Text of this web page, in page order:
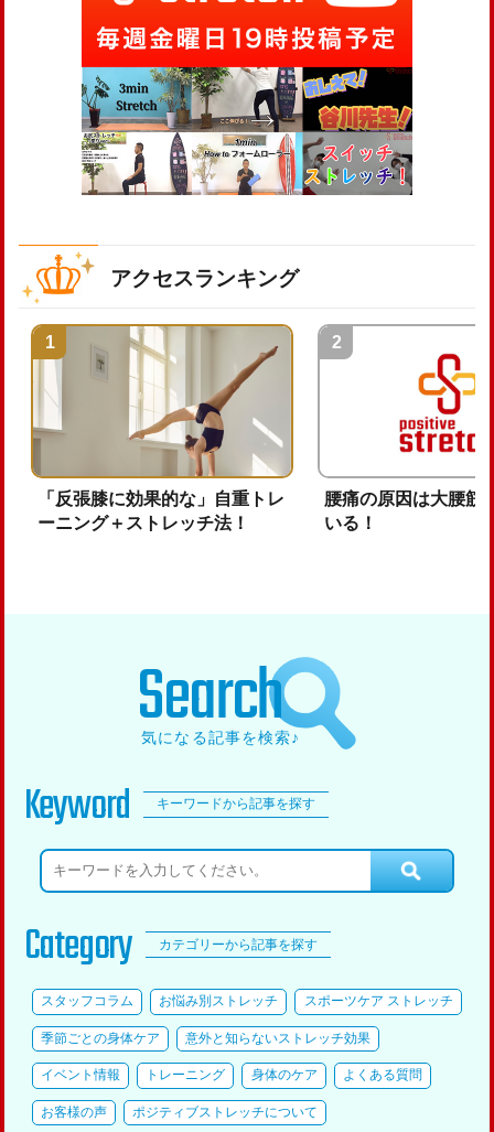
アクセスランキング
「反張膝に効果的な」自重トレ
ーニング＋ストレッチ法！
腰痛の原因は大腰筋
いる！
Search
気になる記事を検索♪
Keyword キーワードから記事を探す
Category カテゴリーから記事を探す
スタッフコラム お悩み別ストレッチ スポーツケア ストレッチ
季節ごとの身体ケア 意外と知らないストレッチ効果
イベント情報 トレーニング 身体のケア よくある質問
お客様の声 ポジティブストレッチについて